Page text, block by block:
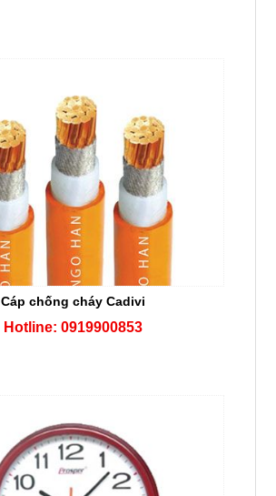
Cáp chống cháy Cadivi
Hotline: 0919900853